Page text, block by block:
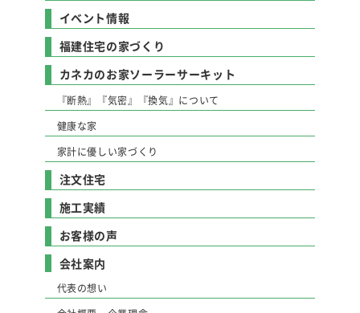
イベント情報
福建住宅の家づくり
カネカのお家ソーラーサーキット
『断熱』『気密』『換気』について
健康な家
家計に優しい家づくり
注文住宅
施工実績
お客様の声
会社案内
代表の想い